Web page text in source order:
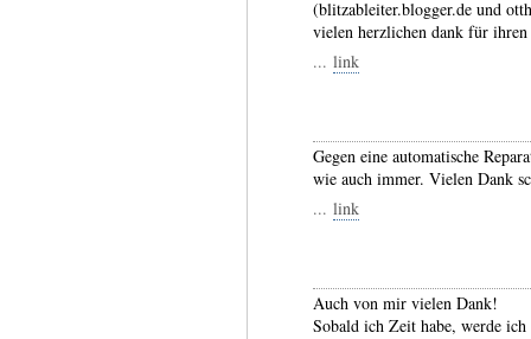
(blitzableiter.blogger.de und
vielen herzlichen dank für
... link
Gegen eine automatische
wie auch immer. Vielen Dank
... link
Auch von mir vielen Dank!
Sobald ich Zeit habe, werde